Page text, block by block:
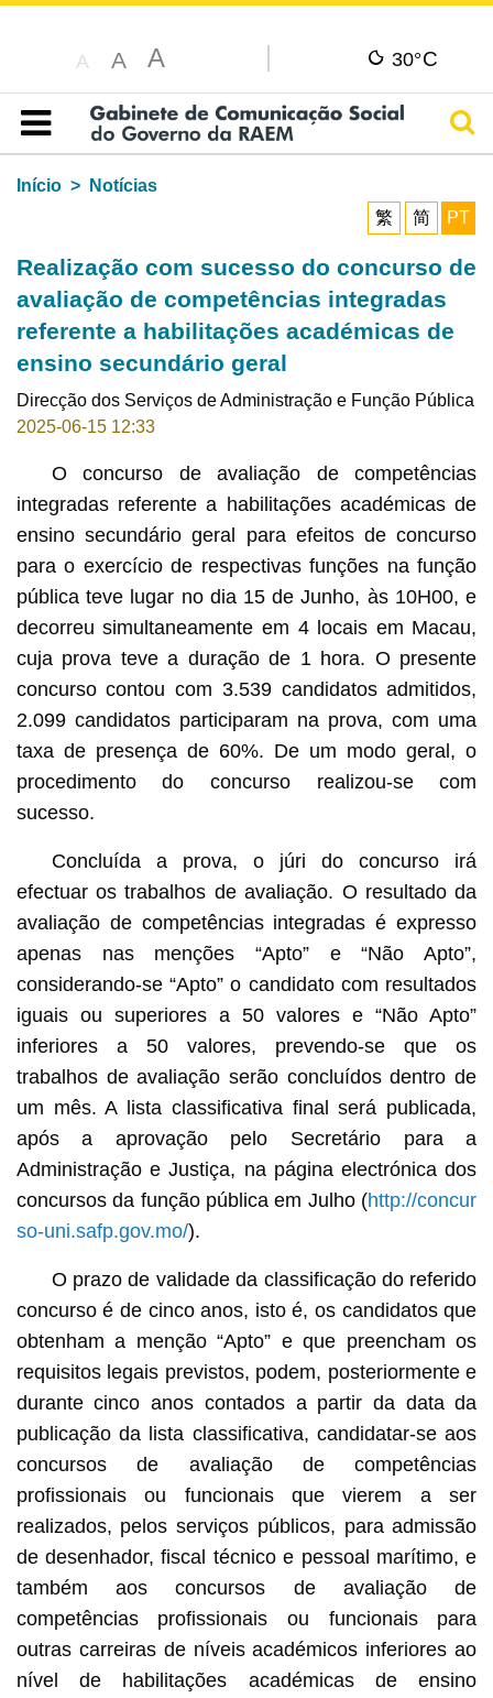
A A A 30°C
Índice
Início
Notícias
繁
简 PT
Realização com sucesso do concurso de
avaliação de competências integradas
referente a habilitações académicas de
ensino secundário geral
Direcção dos Serviços de Administração e Função Pública
2025-06-15 12:33
O concurso de avaliação de competências
integradas referente a habilitações académicas de
ensino secundário geral para efeitos de concurso
para o exercício de respectivas funções na função
pública teve lugar no dia 15 de Junho, às 10H00, e
decorreu simultaneamente em 4 locais em Macau,
cuja prova teve a duração de 1 hora. O presente
concurso contou com 3.539 candidatos admitidos,
2.099 candidatos participaram na prova, com uma
taxa de presença de 60%. De um modo geral, o
procedimento do concurso realizou-se com
sucesso.
Concluída a prova, o júri do concurso irá
efectuar os trabalhos de avaliação. O resultado da
avaliação de competências integradas é expresso
apenas nas menções “Apto” e “Não Apto”,
considerando-se “Apto” o candidato com resultados
iguais ou superiores a 50 valores e “Não Apto”
inferiores a 50 valores, prevendo-se que os
trabalhos de avaliação serão concluídos dentro de
um mês. A lista classificativa final será publicada,
após a aprovação pelo Secretário para a
Administração e Justiça, na página electrónica dos
concursos da função pública em Julho (http://concur
so-uni.safp.gov.mo/).
O prazo de validade da classificação do referido
concurso é de cinco anos, isto é, os candidatos que
obtenham a menção “Apto” e que preencham os
requisitos legais previstos, podem, posteriormente e
durante cinco anos contados a partir da data da
publicação da lista classificativa, candidatar-se aos
concursos de avaliação de competências
profissionais ou funcionais que vierem a ser
realizados, pelos serviços públicos, para admissão
de desenhador, fiscal técnico e pessoal marítimo, e
também aos concursos de avaliação de
competências profissionais ou funcionais para
outras carreiras de níveis académicos inferiores ao
nível de habilitações académicas de ensino